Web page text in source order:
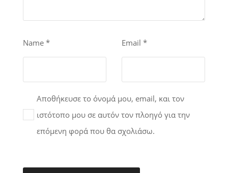
Name * Email *
Αποθήκευσε το όνομά μου, email, και τον
ιστότοπο μου σε αυτόν τον πλοηγό για την
επόμενη φορά που θα σχολιάσω.